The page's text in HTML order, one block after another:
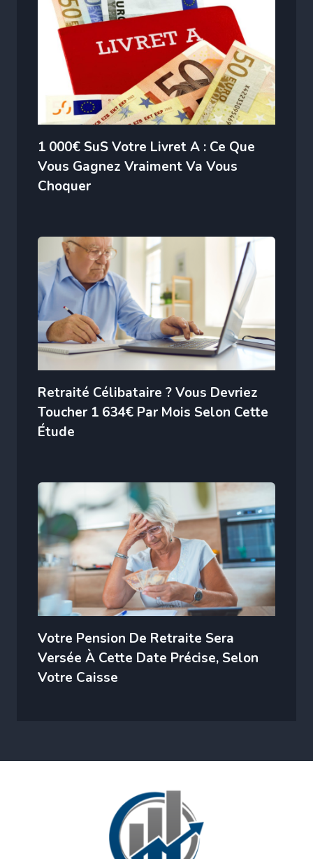
1 000€ SuS Votre Livret A : Ce Que
Vous Gagnez Vraiment Va Vous
Choquer
Retraité Célibataire ? Vous Devriez
Toucher 1 634€ Par Mois Selon Cette
Étude
Votre Pension De Retraite Sera
Versée À Cette Date Précise, Selon
Votre Caisse